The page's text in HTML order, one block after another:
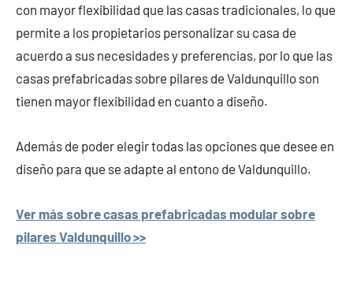
con mayor flexibilidad que las casas tradicionales, lo que
permite a los propietarios personalizar su casa de
acuerdo a sus necesidades y preferencias, por lo que las
casas prefabricadas sobre pilares de Valdunquillo son
tienen mayor flexibilidad en cuanto a diseño.
Además de poder elegir todas las opciones que desee en
diseño para que se adapte al entono de Valdunquillo.
Ver más sobre casas prefabricadas modular sobre
pilares Valdunquillo >>